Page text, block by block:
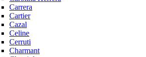
Carrera
Cartier
Cazal
Celine
Cerruti
Charmant